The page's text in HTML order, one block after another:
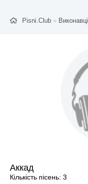
Pisni.Club » Виконавці
Аккад
Кількість пісень: 3